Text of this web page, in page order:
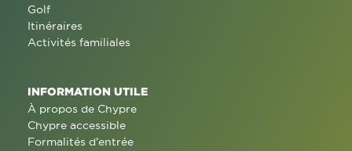
Golf
Itinéraires
Activités familiales
INFORMATION UTILE
À propos de Chypre
Chypre accessible
Formalités d'entrée